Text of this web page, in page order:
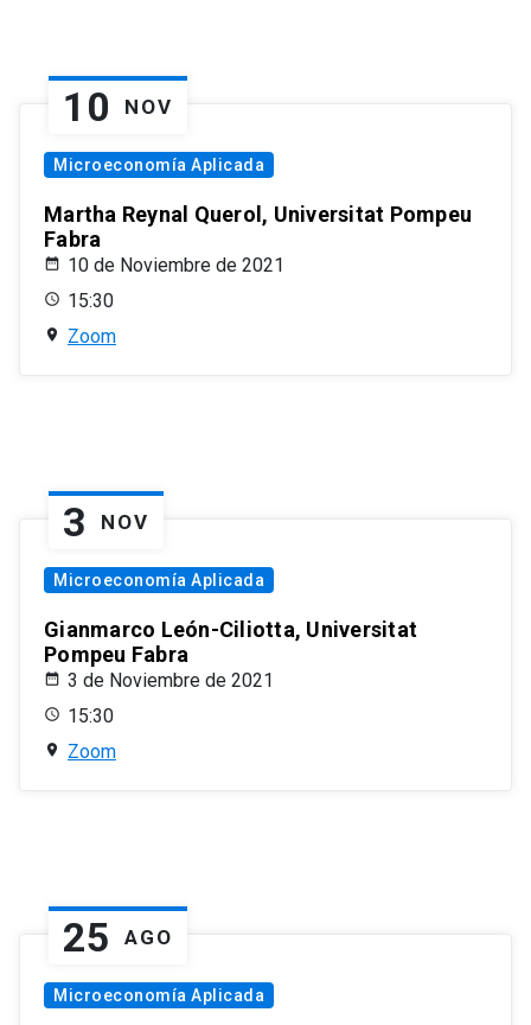
10 NOV
Microeconomía Aplicada
Martha Reynal Querol, Universitat Pompeu
Fabra
10 de Noviembre de 2021
15:30
Zoom
3 NOV
Microeconomía Aplicada
Gianmarco León-Ciliotta, Universitat
Pompeu Fabra
3 de Noviembre de 2021
15:30
Zoom
25 AGO
Microeconomía Aplicada